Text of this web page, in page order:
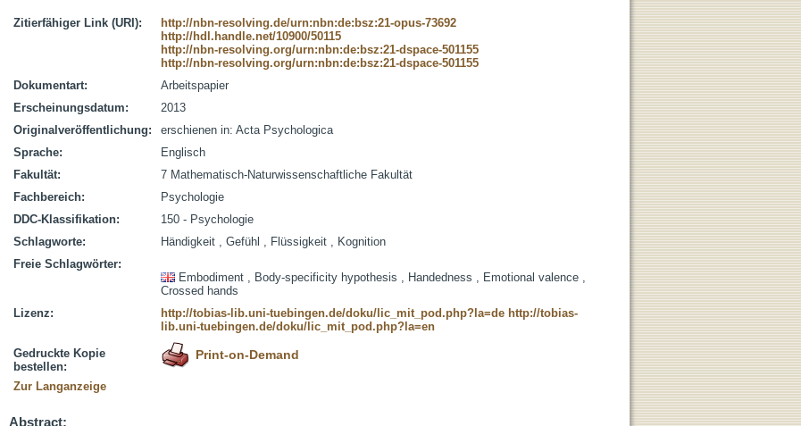
Zitierfähiger Link (URI):
http://nbn-resolving.de/urn:nbn:de:bsz:21-opus-73692
http://hdl.handle.net/10900/50115
http://nbn-resolving.org/urn:nbn:de:bsz:21-dspace-501155
http://nbn-resolving.org/urn:nbn:de:bsz:21-dspace-501155
Dokumentart:
Arbeitspapier
Erscheinungsdatum:
2013
Originalveröffentlichung:
erschienen in: Acta Psychologica
Sprache:
Englisch
Fakultät:
7 Mathematisch-Naturwissenschaftliche Fakultät
Fachbereich:
Psychologie
DDC-Klassifikation:
150 - Psychologie
Schlagworte:
Händigkeit , Gefühl , Flüssigkeit , Kognition
Freie Schlagwörter:
Embodiment , Body-specificity hypothesis , Handedness , Emotional valence ,
Crossed hands
Lizenz:
http://tobias-lib.uni-tuebingen.de/doku/lic_mit_pod.php?la=de http://tobias-
lib.uni-tuebingen.de/doku/lic_mit_pod.php?la=en
Gedruckte Kopie
bestellen:
Print-on-Demand
Zur Langanzeige
Abstract: